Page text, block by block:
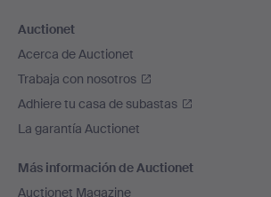
Auctionet
Acerca de Auctionet
Trabaja con nosotros
Adhiere tu casa de subastas
La garantía Auctionet
Más información de Auctionet
Auctionet Magazine